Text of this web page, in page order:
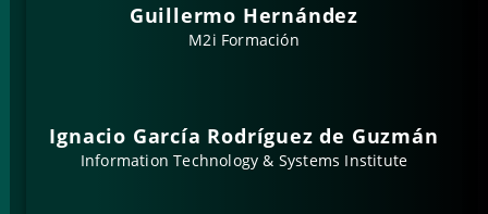
Guillermo Hernández
M2i Formación
Ignacio García Rodríguez de Guzmán
Information Technology & Systems Institute